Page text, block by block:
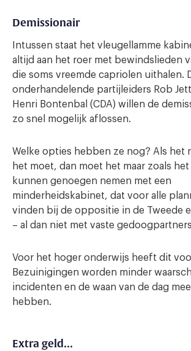
Demissionair
Intussen staat het vleugellamme
altijd aan het roer met bewindslieden
die soms vreemde capriolen uithalen.
onderhandelende partijleiders Rob
Henri Bontenbal (CDA) willen de
zo snel mogelijk aflossen.
Welke opties hebben ze nog? Als het
het moet, dan moet het maar zoals het
kunnen genoegen nemen met een
minderheidskabinet, dat voor alle
vinden bij de oppositie in de Tweede
– al dan niet met vaste
Voor het hoger onderwijs heeft dit
Bezuinigingen worden minder
incidenten en de waan van de dag
hebben.
Extra geld…